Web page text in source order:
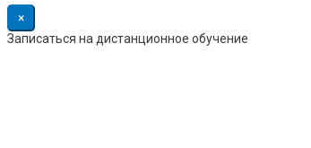
×
Записаться на дистанционное обучение